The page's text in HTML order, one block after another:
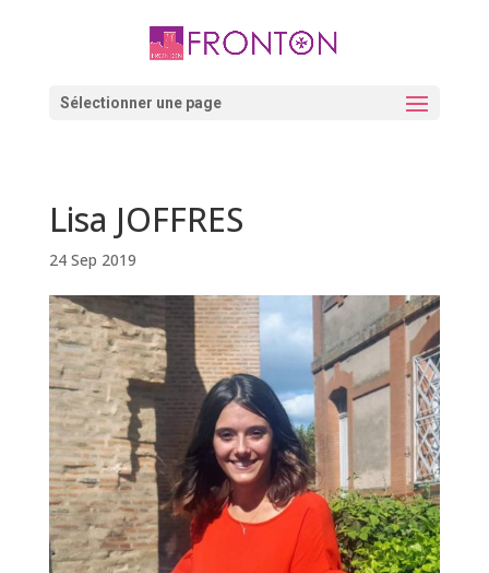
Sélectionner une page
Lisa JOFFRES
24 Sep 2019